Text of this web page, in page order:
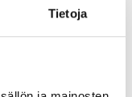
Tietoja
etsimme juuri